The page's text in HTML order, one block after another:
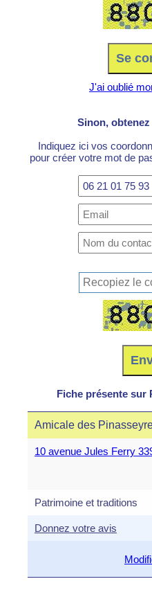
J'ai oublié
Sinon,
Indiquez ici vos
pour créer votre mot de
Fiche présente sur
Amicale des
10 avenue Jules Ferry
Patrimoine et traditions
Donnez votre avis